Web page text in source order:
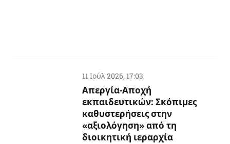
11 Ιούλ 2026, 17:03
Απεργία-Αποχή
εκπαιδευτικών: Σκόπιμες
καθυστερήσεις στην
«αξιολόγηση» από τη
διοικητική ιεραρχία